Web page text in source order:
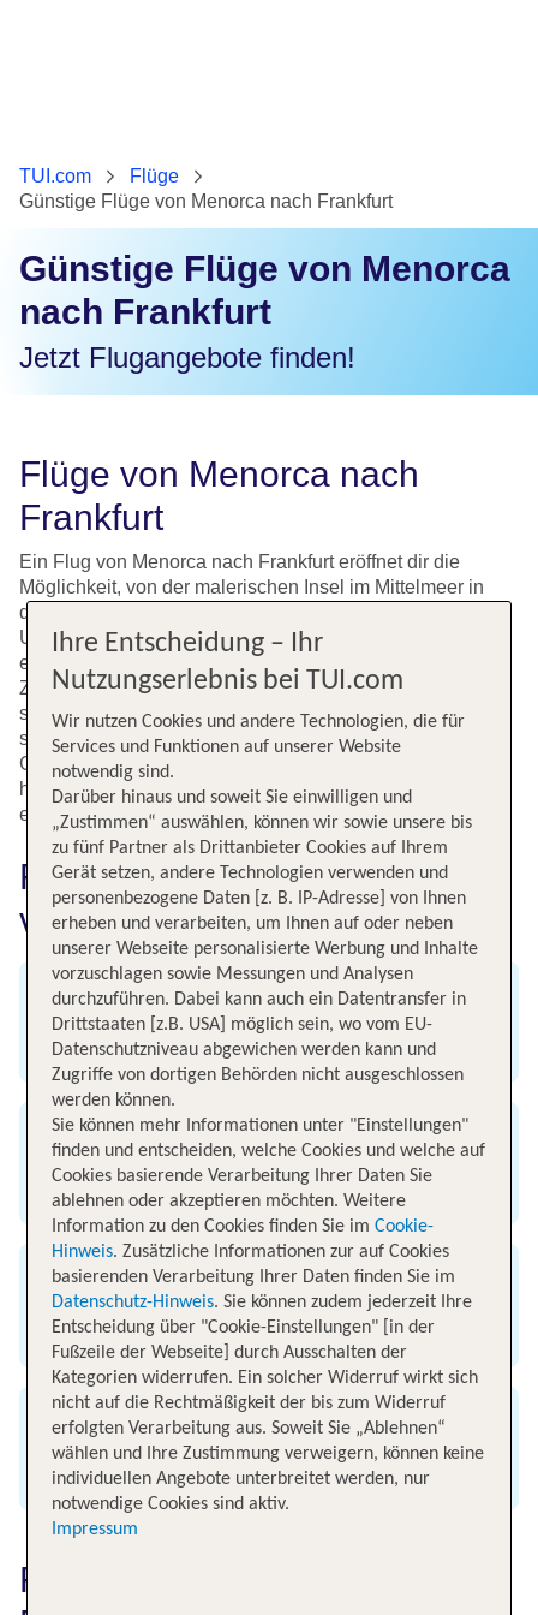
TUI.com
Flüge
Günstige Flüge von Menorca nach Frankfurt
Günstige Flüge von Menorca
nach Frankfurt
Jetzt Flugangebote finden!
Flüge von Menorca nach
Frankfurt
Ein Flug von Menorca nach Frankfurt eröffnet dir die
Möglichkeit, von der malerischen Insel im Mittelmeer in
das pulsierende Herz von Deutschland zu gelangen.
Unsere Flugverbindungen bieten vielfältige Optionen, sei
es ein günstiger Direktflug oder ein Flug mit
Zwischenstopp, der dir erlaubt, mehr von Europa zu
sehen. Frankfurt, mit seiner beeindruckenden Skyline und
seiner reichen Geschichte, ist ein beliebtes Ziel für
Geschäftsreisende und Touristen gleichermaßen. Buche
heute deinen Flug von Menorca nach Frankfurt und
entdecke alles, was diese aufregende Stadt zu bieten hat!
Fluginformationen für Flüge
von Menorca nach Frankfurt
Abflug
Flughafen Menorca
Ankunft
Flughafen Frankfurt am Main
Flugzeit
2 Stunden und 10 Minuten
Entfernung
1399 km
Flugdauer von Menorca nach
Ihre Entscheidung – Ihr
Nutzungserlebnis bei TUI.com
Wir nutzen Cookies und andere Technologien, die für
Services und Funktionen auf unserer Website
notwendig sind.
Darüber hinaus und soweit Sie einwilligen und
„Zustimmen“ auswählen, können wir sowie unsere bis
zu fünf Partner als Drittanbieter Cookies auf Ihrem
Gerät setzen, andere Technologien verwenden und
personenbezogene Daten [z. B. IP-Adresse] von Ihnen
erheben und verarbeiten, um Ihnen auf oder neben
unserer Webseite personalisierte Werbung und Inhalte
vorzuschlagen sowie Messungen und Analysen
durchzuführen. Dabei kann auch ein Datentransfer in
Drittstaaten [z.B. USA] möglich sein, wo vom EU-
Datenschutzniveau abgewichen werden kann und
Zugriffe von dortigen Behörden nicht ausgeschlossen
werden können.
Sie können mehr Informationen unter "Einstellungen"
finden und entscheiden, welche Cookies und welche auf
Cookies basierende Verarbeitung Ihrer Daten Sie
ablehnen oder akzeptieren möchten. Weitere
Information zu den Cookies finden Sie im Cookie-
Hinweis. Zusätzliche Informationen zur auf Cookies
basierenden Verarbeitung Ihrer Daten finden Sie im
Datenschutz-Hinweis. Sie können zudem jederzeit Ihre
Entscheidung über "Cookie-Einstellungen" [in der
Fußzeile der Webseite] durch Ausschalten der
Kategorien widerrufen. Ein solcher Widerruf wirkt sich
nicht auf die Rechtmäßigkeit der bis zum Widerruf
erfolgten Verarbeitung aus. Soweit Sie „Ablehnen“
wählen und Ihre Zustimmung verweigern, können keine
individuellen Angebote unterbreitet werden, nur
notwendige Cookies sind aktiv.
Impressum